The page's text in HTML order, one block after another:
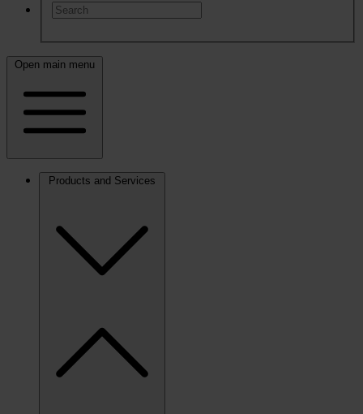
Open main menu
Products and Services